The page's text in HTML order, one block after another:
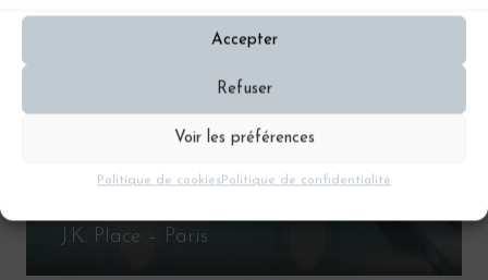
Accepter
Refuser
Voir les préférences
Politique de cookiesPolitique de confidentialité
J.K. Place – Paris